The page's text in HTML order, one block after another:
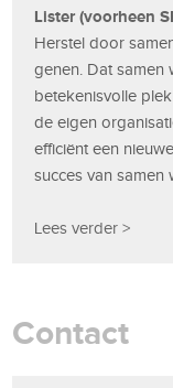
Lister (voorheen
Herstel door
genen. Dat samen
betekenisvolle
de eigen
efficiënt een
succes van samen
Lees verder >
Contact